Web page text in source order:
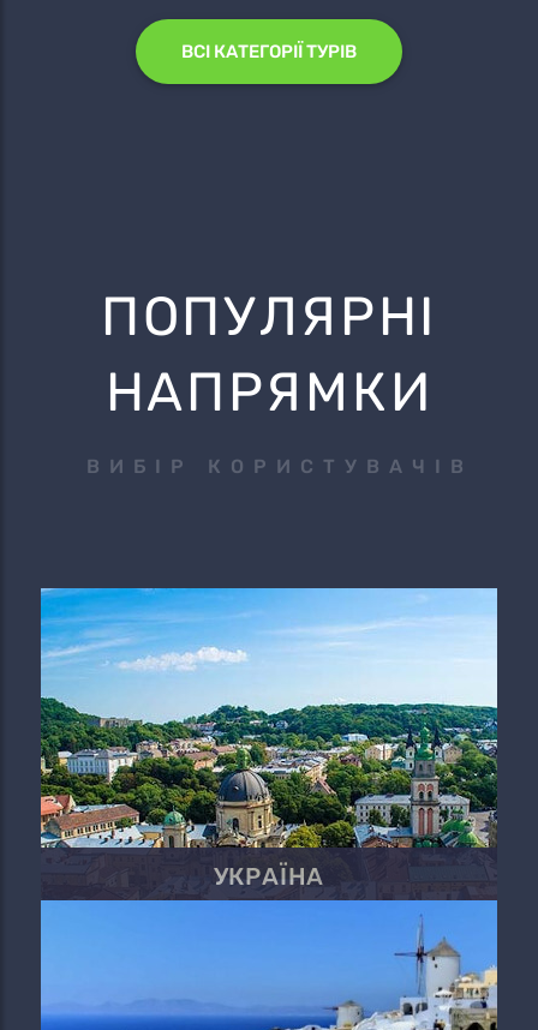
ВСІ КАТЕГОРІЇ ТУРІВ
ПОПУЛЯРНІ
НАПРЯМКИ
ВИБІР КОРИСТУВАЧІВ
УКРАЇНА